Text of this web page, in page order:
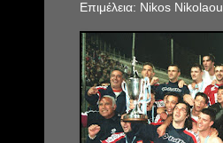
Επιμέλεια: Nikos Nikolaou